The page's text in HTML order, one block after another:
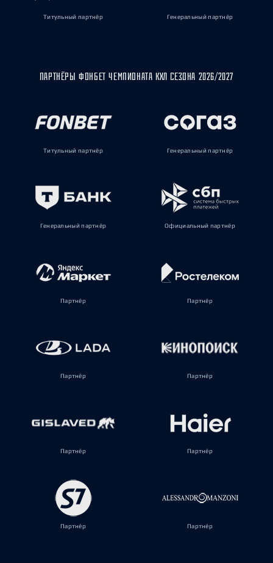
Титульный партнёр Генеральный партнёр
ПАРТНЁРЫ ФОНБЕТ ЧЕМПИОНАТА КХЛ СЕЗОНА 2026/2027
Титульный партнёр Генеральный партнёр
Генеральный партнёр Официальный партнёр
Партнёр Партнёр
Партнёр Партнёр
Партнёр Партнёр
Партнёр Партнёр